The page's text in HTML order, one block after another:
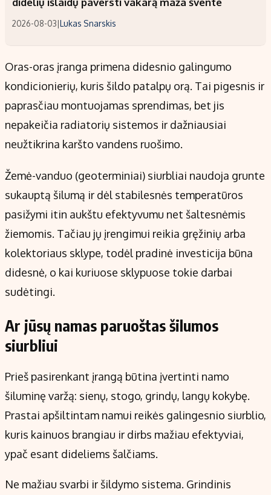
2026-08-03 Lukas Snarskis
Oras-oras įranga primena didesnio galingumo
kondicionierių, kuris šildo patalpų orą. Tai pigesnis ir
paprasčiau montuojamas sprendimas, bet jis
nepakeičia radiatorių sistemos ir dažniausiai
neužtikrina karšto vandens ruošimo.
Žemė-vanduo (geoterminiai) siurbliai naudoja grunte
sukauptą šilumą ir dėl stabilesnės temperatūros
pasižymi itin aukštu efektyvumu net šaltesnėmis
žiemomis. Tačiau jų įrengimui reikia gręžinių arba
kolektoriaus sklype, todėl pradinė investicija būna
didesnė, o kai kuriuose sklypuose tokie darbai
sudėtingi.
Ar jūsų namas paruoštas šilumos
siurbliui
Prieš pasirenkant įrangą būtina įvertinti namo
šiluminę varžą: sienų, stogo, grindų, langų kokybę.
Prastai apšiltintam namui reikės galingesnio siurblio,
kuris kainuos brangiau ir dirbs mažiau efektyviai,
ypač esant dideliems šalčiams.
Ne mažiau svarbi ir šildymo sistema. Grindinis